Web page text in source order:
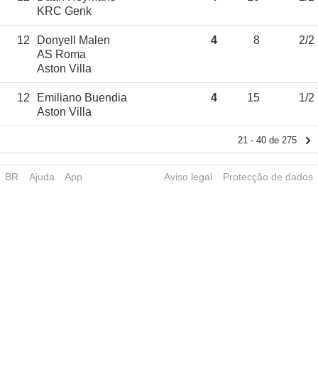
KRC Genk
12
Donyell Malen
AS Roma
Aston Villa
4 8 2/2
12
Emiliano Buendia
Aston Villa
4 15 1/2
21 - 40 de 275
BR Ajuda App Aviso legal Protecção de dados